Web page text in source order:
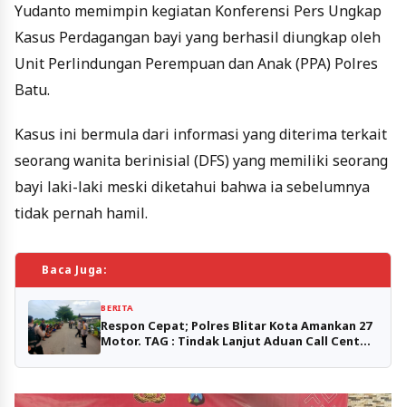
Yudanto memimpin kegiatan Konferensi Pers Ungkap
Kasus Perdagangan bayi yang berhasil diungkap oleh
Unit Perlindungan Perempuan dan Anak (PPA) Polres
Batu.
Kasus ini bermula dari informasi yang diterima terkait
seorang wanita berinisial (DFS) yang memiliki seorang
bayi laki-laki meski diketahui bahwa ia sebelumnya
tidak pernah hamil.
Baca Juga:
BERITA
Respon Cepat; Polres Blitar Kota Amankan 27
Motor. TAG : Tindak Lanjut Aduan Call Center